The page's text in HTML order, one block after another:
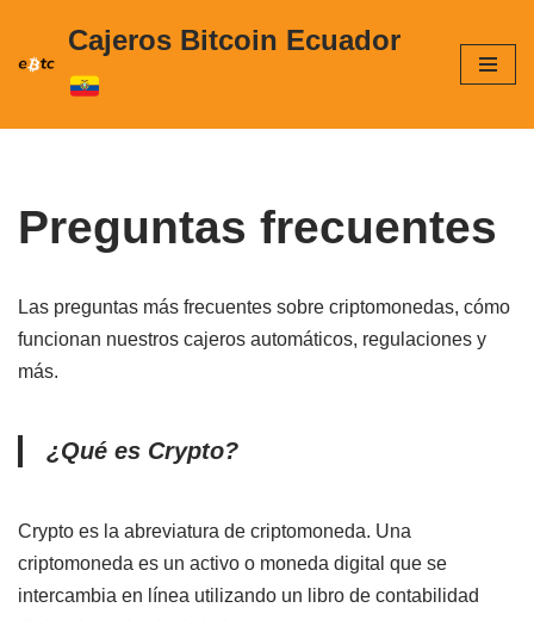
Saltar
contenido
Cajeros Bitcoin Ecuador
Preguntas frecuentes
Las preguntas más frecuentes sobre criptomonedas, cómo
funcionan nuestros cajeros automáticos, regulaciones y
más.
¿Qué es Crypto?
Crypto es la abreviatura de criptomoneda. Una
criptomoneda es un activo o moneda digital que se
intercambia en línea utilizando un libro de contabilidad